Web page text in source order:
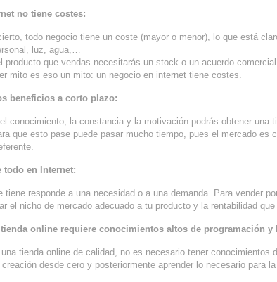
no tiene costes:
todo negocio tiene un coste (mayor o menor), lo que está
luz, agua,…
producto que vendas necesitarás un stock o un acuerdo
mito es eso un mito: un negocio en internet tiene costes.
beneficios a corto plazo:
conocimiento, la constancia y la motivación podrás obtener una
que esto pase puede pasar mucho tiempo, pues el mercado es
todo en Internet:
tiene responde a una necesidad o a una demanda. Para vender
el nicho de mercado adecuado a tu producto y la rentabilidad
online requiere conocimientos altos de programación y
tienda online de calidad, no es necesario tener conocimientos
desde cero y posteriormente aprender lo necesario para